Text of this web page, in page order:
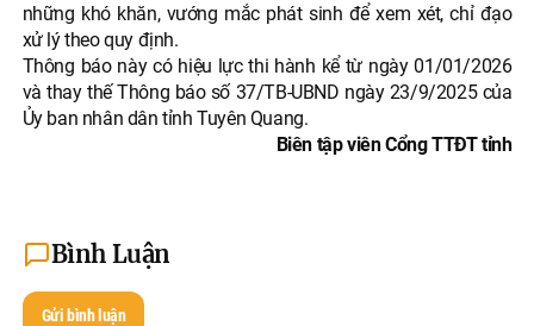
những khó khăn, vướng mắc phát sinh để xem xét, chỉ đạo
xử lý theo quy định.
Thông báo này có hiệu lực thi hành kể từ ngày 01/01/2026
và thay thế Thông báo số 37/TB-UBND ngày 23/9/2025 của
Ủy ban nhân dân tỉnh Tuyên Quang.
Biên tập viên Cổng TTĐT tỉnh
Bình Luận
Gửi bình luận